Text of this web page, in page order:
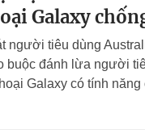
Galaxy
người tiêu dùng
buộc đánh lừa người
Galaxy có tính năng